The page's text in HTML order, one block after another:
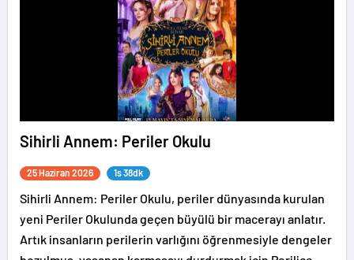
Sihirli Annem: Periler Okulu
25 Haziran 2026 1s 38dk
Sihirli Annem: Periler Okulu, periler dünyasında kurulan
yeni Periler Okulunda geçen büyülü bir macerayı anlatır.
Artık insanların perilerin varlığını öğrenmesiyle dengeler